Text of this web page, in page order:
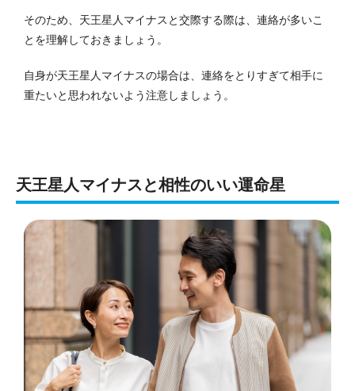
そのため、天王星人マイナスと交際する際は、連絡が多いこ
とを理解しておきましょう。
自身が天王星人マイナスの場合は、連絡をとりすぎて相手に
重たいと思われないよう注意しましょう。
天王星人マイナスと相性のいい運命星